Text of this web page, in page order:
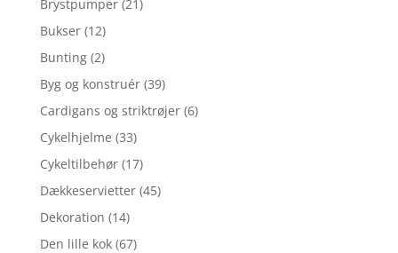
Brystpumper (21)
Bukser (12)
Bunting (2)
Byg og konstruér (39)
Cardigans og striktrøjer (6)
Cykelhjelme (33)
Cykeltilbehør (17)
Dækkeservietter (45)
Dekoration (14)
Den lille kok (67)